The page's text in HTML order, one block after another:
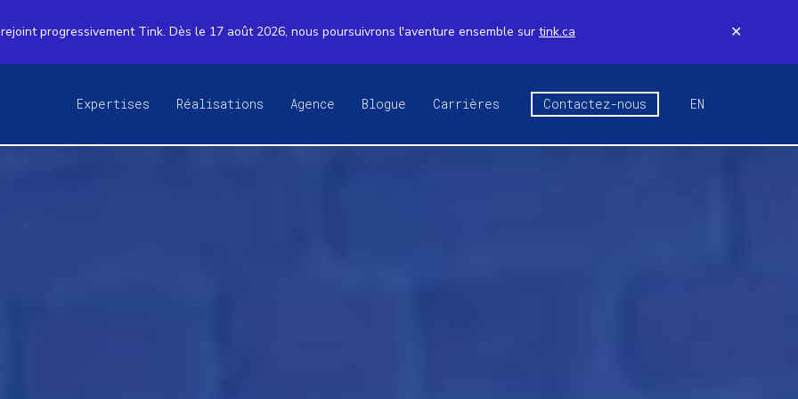
progressivement Tink. Dès le 17 août 2026, nous poursuivrons l'aventure ensemble sur tink.ca ✕
Expertises Réalisations Agence Blogue Carrières Contactez-nous EN